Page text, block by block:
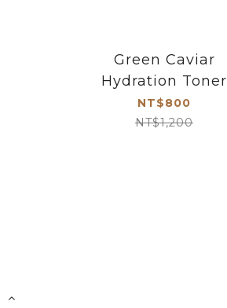
Green Caviar
Hydration Toner
NT$800
NT$1,200